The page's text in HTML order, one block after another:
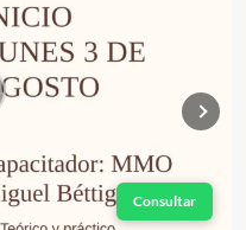
Consultar